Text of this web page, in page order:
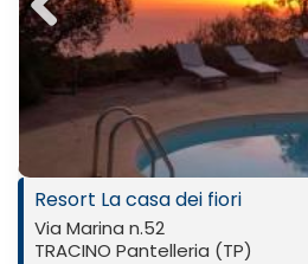
Previ
ous
Resort La casa dei fiori
Via Marina n.52
TRACINO Pantelleria (TP)